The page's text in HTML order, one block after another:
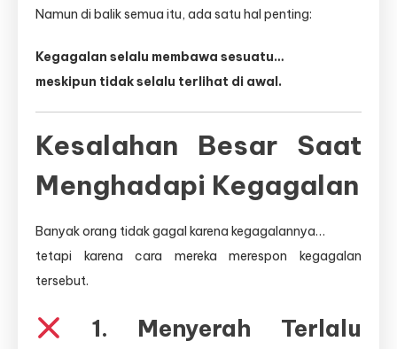
Namun di balik semua itu, ada satu hal penting:
Kegagalan selalu membawa sesuatu…
meskipun tidak selalu terlihat di awal.
Kesalahan Besar Saat
Menghadapi Kegagalan
Banyak orang tidak gagal karena kegagalannya…
tetapi karena cara mereka merespon kegagalan
tersebut.
1. Menyerah Terlalu